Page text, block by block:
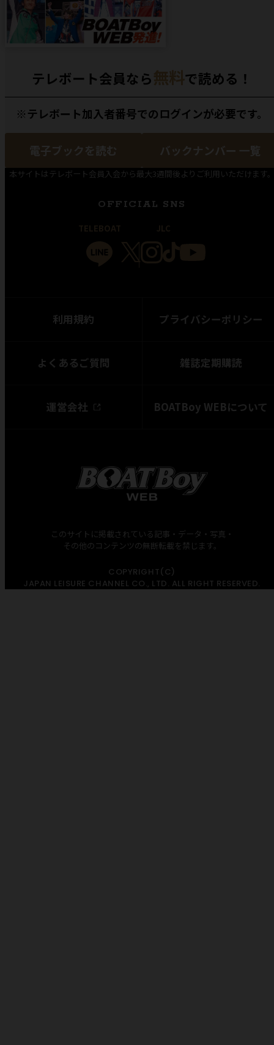
テレボート会員なら無料で読める！
※テレボート加入者番号でのログインが必要です。
電子ブックを読む バックナンバー 一覧
本サイトはテレボート会員入会から最大3週間後よりご利用いただけます
OFFICIAL SNS
利用規約 プライバシーポリシー
よくあるご質問 雑誌定期購読
運営会社 BOATBoy WEBについて
このサイトに掲載されている記事・データ・写真・
その他のコンテンツの無断転載を禁じます。
COPYRIGHT(C)
JAPAN LEISURE CHANNEL CO., LTD. ALL RIGHT RESERVED.